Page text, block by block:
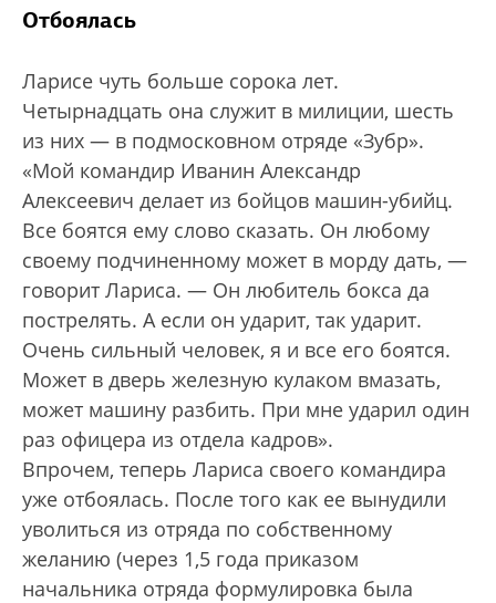
Отбоялась
Ларисе чуть больше сорока лет.
Четырнадцать она служит в милиции, шесть
из них — в подмосковном отряде «Зубр».
«Мой командир Иванин Александр
Алексеевич делает из бойцов машин-убийц.
Все боятся ему слово сказать. Он любому
своему подчиненному может в морду дать, —
говорит Лариса. — Он любитель бокса да
пострелять. А если он ударит, так ударит.
Очень сильный человек, я и все его боятся.
Может в дверь железную кулаком вмазать,
может машину разбить. При мне ударил один
раз офицера из отдела кадров».
Впрочем, теперь Лариса своего командира
уже отбоялась. После того как ее вынудили
уволиться из отряда по собственному
желанию (через 1,5 года приказом
начальника отряда формулировка была